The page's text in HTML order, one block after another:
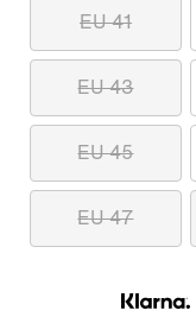
EU 41
EU 43
EU 45
EU 47